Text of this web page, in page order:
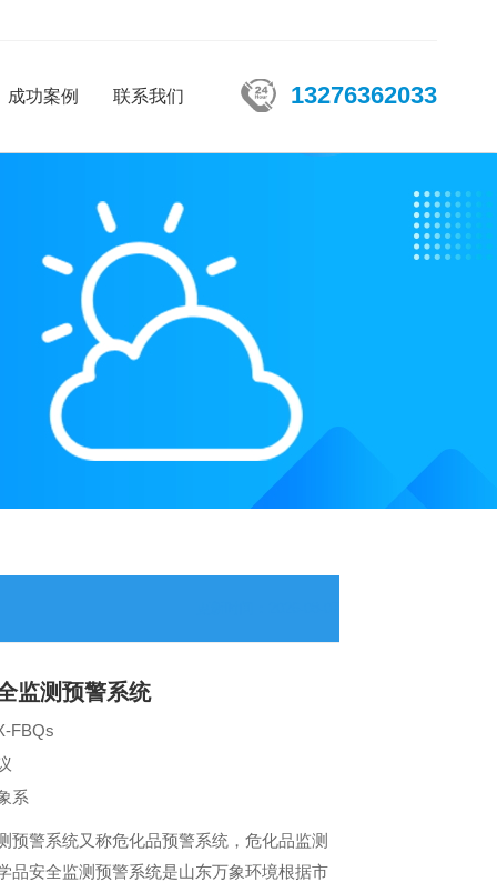
13276362033
成功案例 联系我们
监测预警系统
FBQs
系
预警系统又称危化品预警系统，危化品监测
品安全监测预警系统是山东万象环境根据市